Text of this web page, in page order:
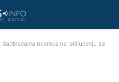
Saobraćajna nesreća na isključenju za